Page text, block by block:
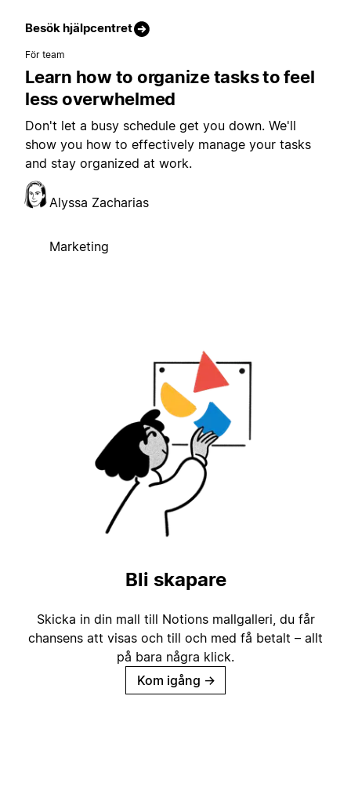
Besök hjälpcentret
För team
Learn how to organize tasks to feel
less overwhelmed
Don't let a busy schedule get you down. We'll
show you how to effectively manage your tasks
and stay organized at work.
Alyssa Zacharias
Marketing
Bli skapare
Skicka in din mall till Notions mallgalleri, du får
chansens att visas och till och med få betalt – allt
på bara några klick.
Kom igång →